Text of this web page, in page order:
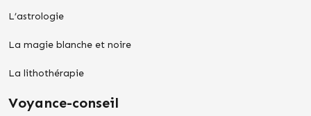
L’astrologie
La magie blanche et noire
La lithothérapie
Voyance-conseil